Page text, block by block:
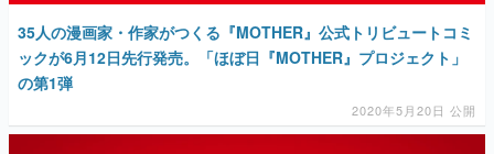
35人の漫画家・作家がつくる『MOTHER』公式トリビュートコミ
ックが6月12日先行発売。「ほぼ日『MOTHER』プロジェクト」
の第1弾
2020年5月20日 公開